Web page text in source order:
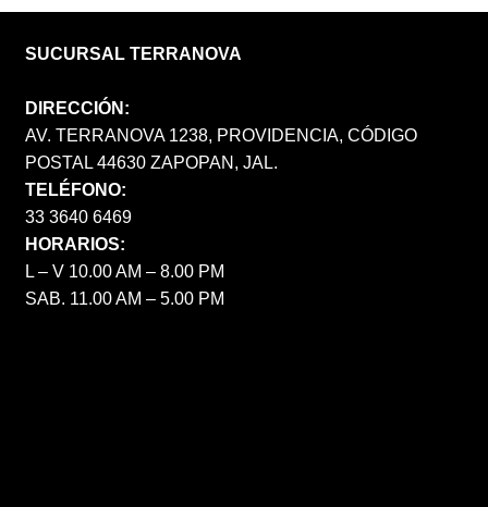
SUCURSAL TERRANOVA
DIRECCIÓN:
AV. TERRANOVA 1238, PROVIDENCIA, CÓDIGO
POSTAL 44630 ZAPOPAN, JAL.
TELÉFONO:
33 3640 6469
HORARIOS:
L – V 10.00 AM – 8.00 PM
SAB. 11.00 AM – 5.00 PM